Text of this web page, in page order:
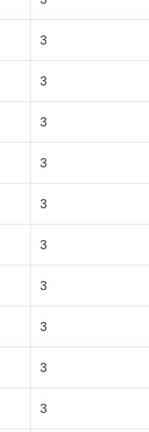
3
3
3
3
3
3
3
3
3
3